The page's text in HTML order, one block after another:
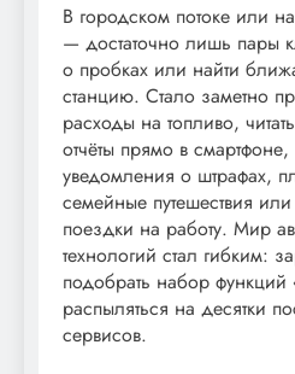
В городском потоке или
— достаточно лишь пары
о пробках или найти
станцию. Стало заметно
расходы на топливо,
отчёты прямо в смартфоне,
уведомления о штрафах,
семейные путешествия
поездки на работу. Мир
технологий стал гибким:
подобрать набор
распыляться на десятки
сервисов.